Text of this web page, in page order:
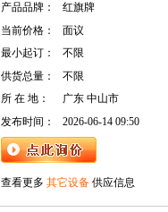
产品品牌：
红旗牌
当前价格：
面议
最小起订：
不限
供货总量：
不限
所 在 地：
广东 中山市
发布时间：
2026-06-14 09:50
查看更多 其它设备 供应信息